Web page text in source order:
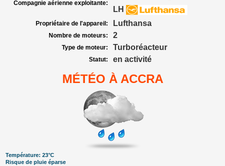
Compagnie aérienne exploitante:
LH
Propriétaire de l'appareil: Lufthansa
Nombre de moteurs: 2
Type de moteur: Turboréacteur
Statut: en activité
MÉTÉO À ACCRA
Température: 23°C
Risque de pluie éparse